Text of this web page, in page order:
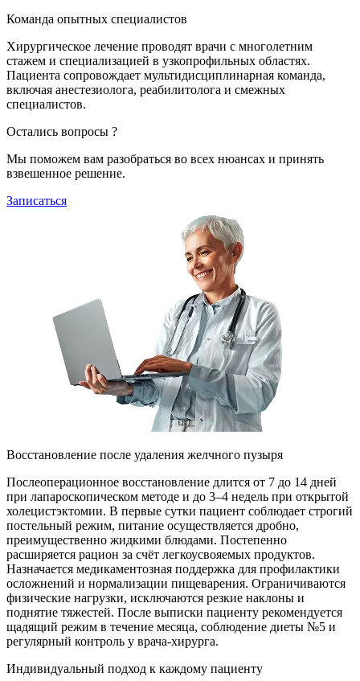
Команда опытных специалистов
Хирургическое лечение проводят врачи с многолетним
стажем и специализацией в узкопрофильных областях.
Пациента сопровождает мультидисциплинарная команда,
включая анестезиолога, реабилитолога и смежных
специалистов.
Остались вопросы ?
Мы поможем вам разобраться во всех нюансах и принять
взвешенное решение.
Записаться
Восстановление после удаления желчного пузыря
Послеоперационное восстановление длится от 7 до 14 дней
при лапароскопическом методе и до 3–4 недель при открытой
холецистэктомии. В первые сутки пациент соблюдает строгий
постельный режим, питание осуществляется дробно,
преимущественно жидкими блюдами. Постепенно
расширяется рацион за счёт легкоусвояемых продуктов.
Назначается медикаментозная поддержка для профилактики
осложнений и нормализации пищеварения. Ограничиваются
физические нагрузки, исключаются резкие наклоны и
поднятие тяжестей. После выписки пациенту рекомендуется
щадящий режим в течение месяца, соблюдение диеты №5 и
регулярный контроль у врача-хирурга.
Индивидуальный подход к каждому пациенту